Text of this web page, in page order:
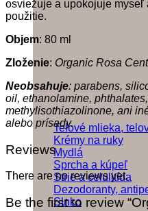
Telové mlieka,
Krémy na ruky
Mydlá
Sprcha a kúpeľ
Strie a celulitída
Dezodoranty,
Slnko
osviežuje a upokojuje myseľ
použitie.
Objem: 80 ml
Zloženie: Organic Rosa
Neobsahuje: parabens,
oil, ethanolamine,
methylisothiazolinone, ani
alebo prísady.
Reviews
There are no reviews yet.
Be the first to review